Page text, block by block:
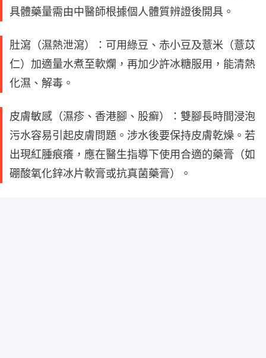
具體藥量需由中醫師根據個人體質辨證後開具。
肚瀉（濕熱泄瀉）：可用綠豆、赤小豆及薏米（薏苡
仁）加適量水煮至軟爛，再加少許冰糖服用，能清熱
化濕、解毒。
皮膚敏感（濕疹、香港腳、股癬）：雙腳長時間浸泡
污水容易引起皮膚問題。涉水後要保持皮膚乾燥。若
出現紅腫痕癢，應在醫生指導下使用合適的藥膏（如
硼酸氧化鋅冰片軟膏或抗真菌藥膏）。